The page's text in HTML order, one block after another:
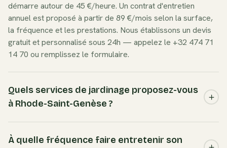
démarre autour de 45 €/heure. Un contrat d'entretien
annuel est proposé à partir de 89 €/mois selon la surface,
la fréquence et les prestations. Nous établissons un devis
gratuit et personnalisé sous 24h — appelez le +32 474 71
14 70 ou remplissez le formulaire.
Quels services de jardinage proposez-vous
à Rhode-Saint-Genèse ?
Genèse : entretien de jardin complet, tonte de pelouse,
À quelle fréquence faire entretenir son